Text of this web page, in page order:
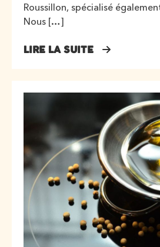
Roussillon, spécialisé
Nous […]
LIRE LA SUITE